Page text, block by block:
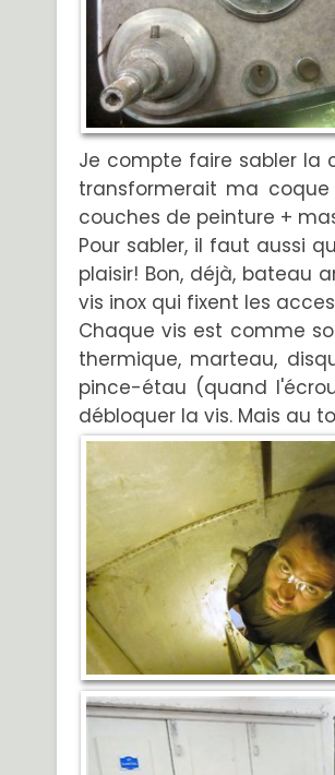
Je compte faire sabler la
transformerait ma
couches de peinture +
Pour sabler, il faut aussi
plaisir! Bon, déjà, bateau
vis inox qui fixent les
Chaque vis est comme
thermique, marteau,
pince-étau (quand
débloquer la vis. Mais au